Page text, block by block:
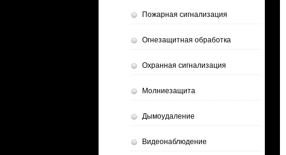
Пожарная сигнализация
Огнезащитная обработка
Охранная сигнализация
Молниезащита
Дымоудаление
Видеонаблюдение